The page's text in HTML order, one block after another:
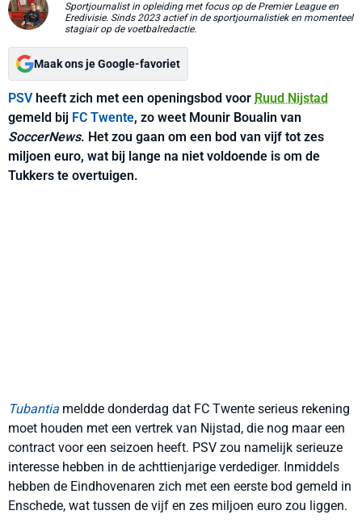
Sportjournalist in opleiding met focus op de Premier League en
Eredivisie. Sinds 2023 actief in de sportjournalistiek en momenteel
stagiair op de voetbalredactie.
Maak ons je Google-favoriet
PSVheeft zich met een openingsbod voor Ruud Nijstad
gemeld bij FC Twente, zo weet Mounir Boualin van
SoccerNews. Het zou gaan om een bod van vijf tot zes
miljoen euro, wat bij lange na niet voldoende is om de
Tukkers te overtuigen.
Tubantia meldde donderdag dat FC Twente serieus rekening
moet houden met een vertrek van Nijstad, die nog maar een
contract voor een seizoen heeft. PSV zou namelijk serieuze
interesse hebben in de achttienjarige verdediger. Inmiddels
hebben de Eindhovenaren zich met een eerste bod gemeld in
Enschede, wat tussen de vijf en zes miljoen euro zou liggen.